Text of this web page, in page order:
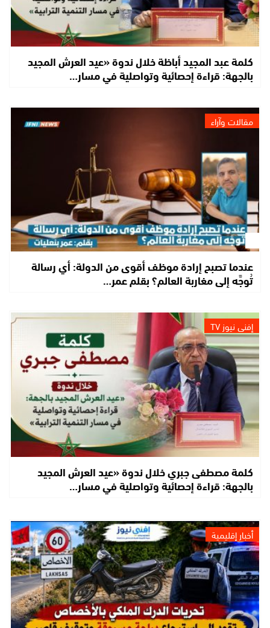
كلمة عبد المجيد أباظة خلال ندوة «عيد العرش المجيد
بالجهة: قراءة إحصائية وتواصلية في مسار…
مقالات وآراء
عندما تصبح إرادة موظف أقوى من الدولة: أي رسالة
تُوجَّه إلى مغاربة العالم؟ بقلم عمر…
إفني نيوز TV
كلمة مصطفى جبري خلال ندوة «عيد العرش المجيد
بالجهة: قراءة إحصائية وتواصلية في مسار…
أخبار إقليمية